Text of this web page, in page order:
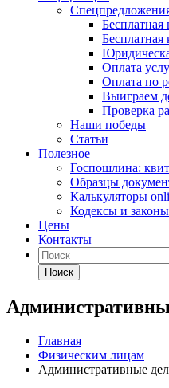
Бесплатная
Оплата
Оплата по
Выиграем
Проверка
Наши победы
Статьи
Полезное
Госпошлина:
Образцы
Калькуляторы
Кодексы и законы
Цены
Контакты
Поиск
Главная
Физическим лицам
Административные